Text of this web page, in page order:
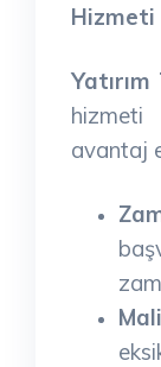
Hizmeti
hizmeti
avantaj